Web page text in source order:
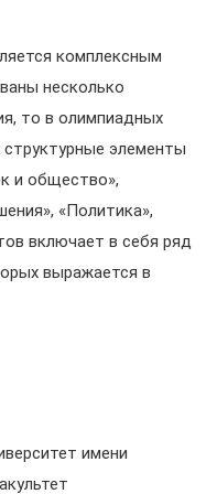
комплексным
несколько
то в олимпиадных
элементы
и общество»,
«Политика»,
включает в себя ряд
выражается в
имени